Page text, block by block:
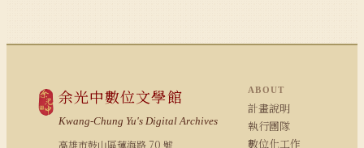
余光中數位文學館
Kwang-Chung Yu's Digital Archives
高雄市鼓山區蓮海路 70 號
ABOUT
計畫說明
執行團隊
數位化工作